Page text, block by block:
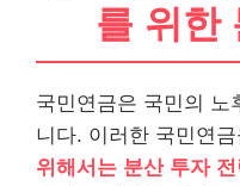
를 위한
국민연금은 국민의 노
니다. 이러한 국민연
위해서는 분산 투자